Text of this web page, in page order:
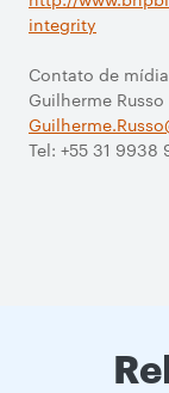
integrity
Contato de
Guilherme Russo
Tel: +55 31 9938